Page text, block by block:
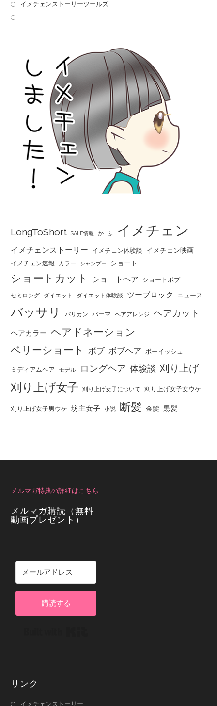
イメチェンストーリーツールズ
LongToShort SALE情報 か ふ イメチェン
イメチェンストーリー イメチェン体験談 イメチェン映画
イメチェン速報 カラー シャンプー ショート
ショートカット ショートヘア ショートボブ
セミロング ダイエット ダイエット体験談 ツーブロック ニュース
バッサリ バリカン パーマ ヘアアレンジ ヘアカット
ヘアカラー ヘアドネーション
ベリーショート
ボブ ボブヘア ボーイッシュ
ミディアムヘア モデル ロングヘア 体験談 刈り上げ
刈り上げ女子 刈り上げ女子について 刈り上げ女子女ウケ
刈り上げ女子男ウケ 坊主女子 小説 断髪 金髪 黒髪
メルマガ特典の詳細はこちら
メルマガ購読（無料
動画プレゼント）
購読する
リンク
イメチェンストーリー